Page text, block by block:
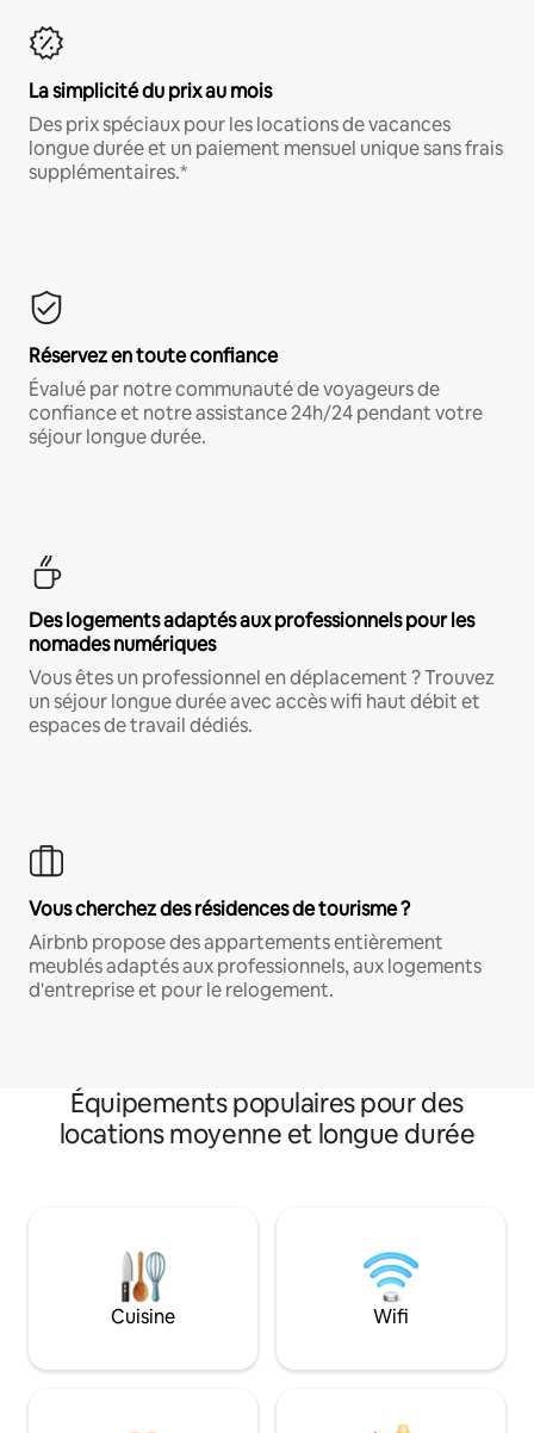
La simplicité du prix au mois
Des prix spéciaux pour les locations de vacances
longue durée et un paiement mensuel unique sans frais
supplémentaires.*
Réservez en toute confiance
Évalué par notre communauté de voyageurs de
confiance et notre assistance 24h/24 pendant votre
séjour longue durée.
Des logements adaptés aux professionnels pour les
nomades numériques
Vous êtes un professionnel en déplacement ? Trouvez
un séjour longue durée avec accès wifi haut débit et
espaces de travail dédiés.
Vous cherchez des résidences de tourisme ?
Airbnb propose des appartements entièrement
meublés adaptés aux professionnels, aux logements
d'entreprise et pour le relogement.
Équipements populaires pour des
locations moyenne et longue durée
Cuisine Wifi